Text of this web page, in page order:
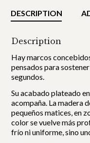
DESCRIPTION
Description
Hay marcos
pensados para
segundos.
Su acabado plateado
acompaña. La madera
pequeños matices, en
color se vuelve más
frío ni uniforme, sino